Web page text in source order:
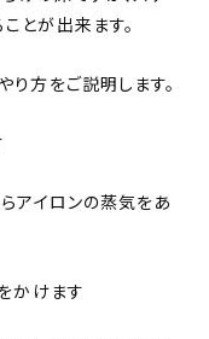
とが出来ます。
方をご説明します。
アイロンの蒸気をあ
かけます